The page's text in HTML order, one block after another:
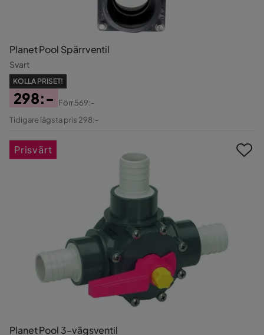
Planet Pool Spärrventil
Svart
KOLLA PRISET!
Pris
298:-
Original
Förr569:-
Tidigare lägsta pris 298:-
Planet Pool 3-vägsventil
Prisvärt